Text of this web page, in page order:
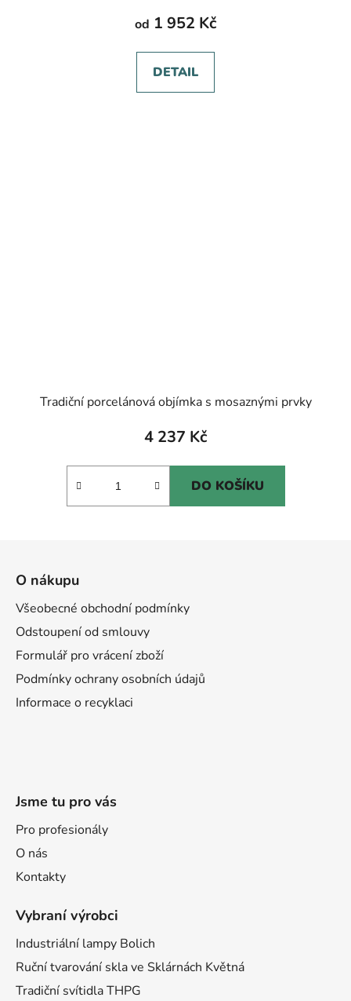
od 1 952 Kč
DETAIL
Tradiční porcelánová objímka s mosaznými prvky
4 237 Kč
DO KOŠÍKU
O nákupu
Všeobecné obchodní podmínky
Odstoupení od smlouvy
Formulář pro vrácení zboží
Podmínky ochrany osobních údajů
Informace o recyklaci
Jsme tu pro vás
Pro profesionály
O nás
Kontakty
Vybraní výrobci
Industriální lampy Bolich
Ruční tvarování skla ve Sklárnách Květná
Tradiční svítidla THPG